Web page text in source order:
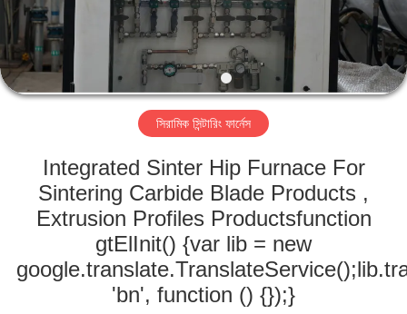
আমাদের
সম্বন্ধে
কারখানা
গুণমান
নিয়ন্ত্রণ
আমাদের
সিরামিক সিন্টারিং ফার্নেস
Integrated Sinter Hip Furnace For
Sintering Carbide Blade Products ,
Extrusion Profiles Productsfunction
gtElInit() {var lib = new
'bn', function () {});}